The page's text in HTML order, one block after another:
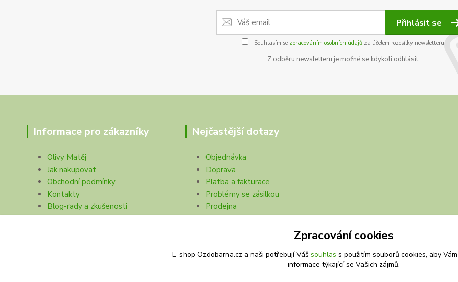
Přihlásit se
Souhlasím se zpracováním osobních údajůza účelem rozesílky newsletteru.
Z odběru newsletteru je možné se kdykoli odhlásit.
Informace pro zákazníky
Olivy Matěj
Jak nakupovat
Obchodní podmínky
Kontakty
Blog-rady a zkušenosti
Nejčastější dotazy
Objednávka
Doprava
Platba a fakturace
Problémy se zásilkou
Prodejna
Zpracování cookies
E-shop Ozdobarna.cz a naši potřebují Váš souhlas s použitím souborů cookies, aby
informace týkající se Vašich zájmů.